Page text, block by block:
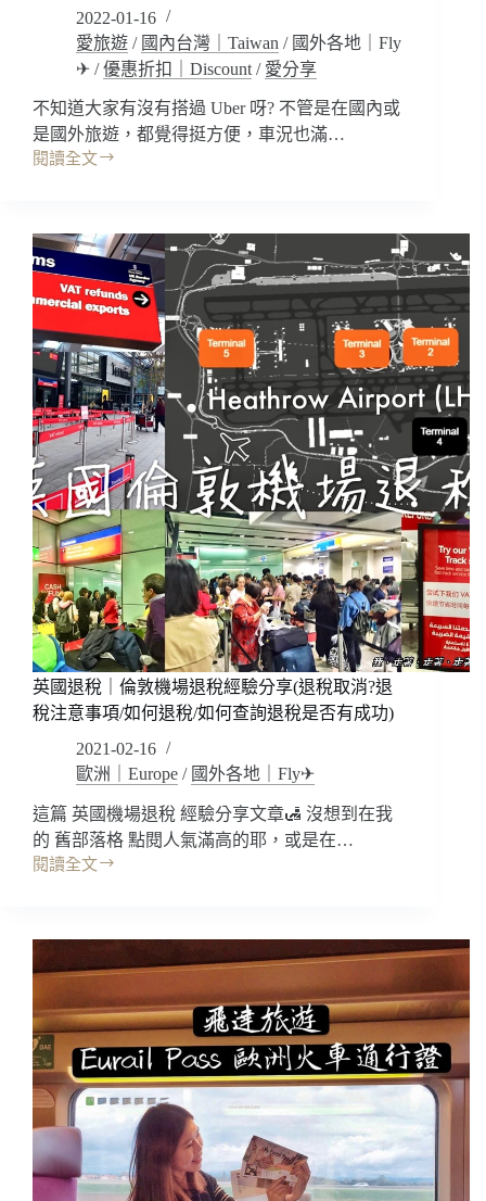
市,
宅
配,
機
場
取
貨
還,eSIM
設
定)
網
路
預
訂
優
惠/
租
借
經
驗/
網
卡
推
薦
2022-01-16
愛旅遊 / 國內台灣｜Taiwan / 國外各地｜Fly
✈ /優惠折扣｜Discount / 愛分享
不知道大家有沒有搭過 Uber 呀? 不管是在國內或
是國外旅遊，都覺得挺方便，車況也滿…
閱讀全文
折
享
｜
Uber
叫
車
優
惠
折
扣
代
碼
輸
入
halokk2022
獲
車
資
折
抵
金
250
元!!
(搭
分
享)
英國退稅｜倫敦機場退稅經驗分享(退稅取消?退
稅注意事項/如何退稅/如何查詢退稅是否有成功)
2021-02-16
歐洲｜Europe / 國外各地｜Fly✈
這篇 英國機場退稅 經驗分享文章🛃 沒想到在我
的 舊部落格 點閱人氣滿高的耶，或是在…
閱讀全文
英
稅
｜
敦
機
場
退
稅
經
分